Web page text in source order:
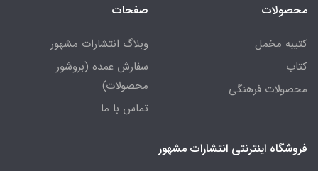
محصولات
کتیبه مخمل
کتاب
محصولات فرهنگی
صفحات
وبلاگ انتشارات مشهور
سفارش عمده (بروشور
محصولات)
تماس با ما
فروشگاه اینترنتی انتشارات مشهور